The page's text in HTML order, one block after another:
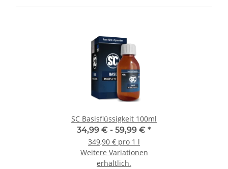
SC Basisflüssigkeit 100ml
34,99 € - 59,99 € *
349,90 € pro 1 l
Weitere Variationen
erhältlich.